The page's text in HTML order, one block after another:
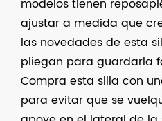
modelos tienen
ajustar a medida que
las novedades de esta
pliegan para guardarla
Compra esta silla con
para evitar que se